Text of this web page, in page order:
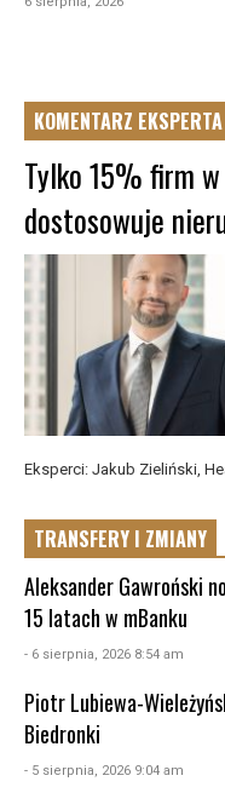
KOMENTARZ EKSPERTA
Tylko 15% firm
dostosowuje
Eksperci: Jakub Zieliński,
TRANSFERY I ZMIANY
Aleksander Gawroński
15 latach w mBanku
- 6 sierpnia, 2026 8:54 am
Piotr Lubiewa-
Biedronki
- 5 sierpnia, 2026 9:04 am